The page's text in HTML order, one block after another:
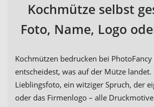
Kochmütze selbst
Foto, Name, Logo
Kochmützen bedrucken bei
entscheidest, was auf der Mütze landet.
Lieblingsfoto, ein witziger Spruch, der
oder das Firmenlogo – alle